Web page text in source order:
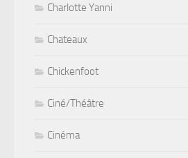
Charlotte Yanni
Chateaux
Chickenfoot
Ciné/Théâtre
Cinéma